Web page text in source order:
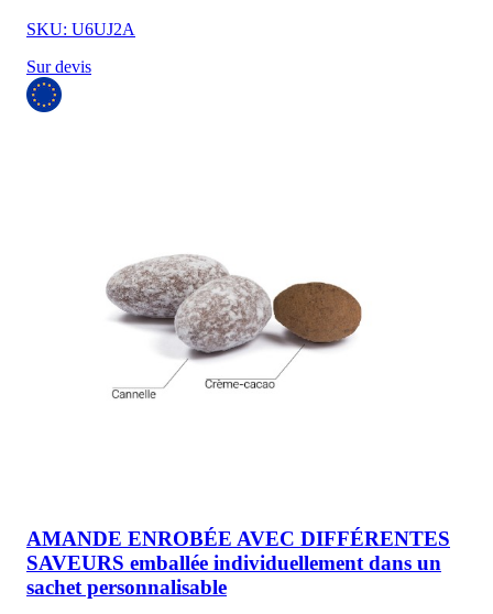
SKU: U6UJ2A
Sur devis
AMANDE ENROBÉE AVEC DIFFÉRENTES
SAVEURS emballée individuellement dans un
sachet personnalisable